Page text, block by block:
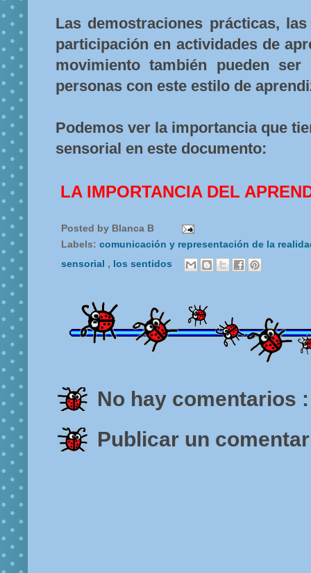
Las demostraciones prácticas,
participación en actividades de
movimiento también pueden ser
personas con este estilo de
Podemos ver la importancia que
sensorial en este documento:
LA IMPORTANCIA DEL
Posted by Blanca B
Labels: comunicación y representación de la
sensorial , los sentidos
No hay comentarios :
Publicar un